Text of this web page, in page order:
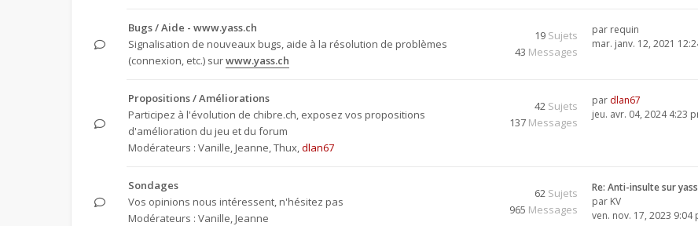
Bugs / Aide - www.yass.ch
Signalisation de nouveaux bugs, aide à la résolution de problèmes
(connexion, etc.) surwww.yass.ch
19 Sujets
43 Messages
par requin
mar. janv. 12, 2021
Propositions / Améliorations
Participez à l'évolution de chibre.ch, exposez vos propositions
d'amélioration du jeu et du forum
Modérateurs : Vanille, Jeanne,Thux,dlan67
42 Sujets
137 Messages
par dlan67
jeu. avr. 04, 2024 4:23
Sondages
Vos opinions nous intéressent, n'hésitez pas
Modérateurs : Vanille, Jeanne
62 Sujets
965 Messages
Re: Anti-insulte sur
par KV
ven. nov. 17, 2023 9:04